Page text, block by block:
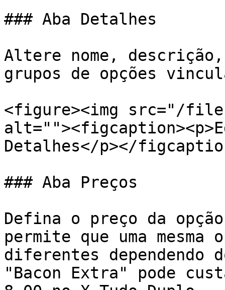
### Aba Detalhes
Altere nome, descrição,
grupos de opções
<figure><img src="/
Detalhes</p></
### Aba Preços
Defina o preço da
permite que uma mesma
diferentes dependendo
"Bacon Extra" pode